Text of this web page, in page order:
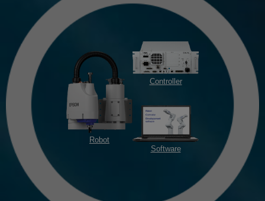
Robot
Controller
Software